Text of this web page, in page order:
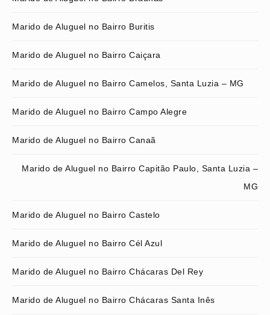
Marido de Aluguel no Bairro Buritis
Marido de Aluguel no Bairro Caiçara
Marido de Aluguel no Bairro Camelos, Santa Luzia – MG
Marido de Aluguel no Bairro Campo Alegre
Marido de Aluguel no Bairro Canaã
Marido de Aluguel no Bairro Capitão Paulo, Santa Luzia –
MG
Marido de Aluguel no Bairro Castelo
Marido de Aluguel no Bairro Cél Azul
Marido de Aluguel no Bairro Chácaras Del Rey
Marido de Aluguel no Bairro Chácaras Santa Inês